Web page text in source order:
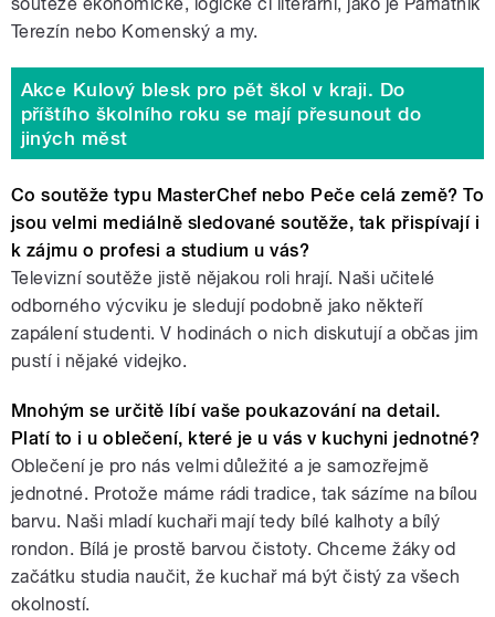
soutěže ekonomické, logické či literární, jako je Památník
Terezín nebo Komenský a my.
Akce Kulový blesk pro pět škol v kraji. Do
příštího školního roku se mají přesunout do
jiných měst
Co soutěže typu MasterChef nebo Peče celá země? To
jsou velmi mediálně sledované soutěže, tak přispívají i
k zájmu o profesi a studium u vás?
Televizní soutěže jistě nějakou roli hrají. Naši učitelé
odborného výcviku je sledují podobně jako někteří
zapálení studenti. V hodinách o nich diskutují a občas jim
pustí i nějaké videjko.
Mnohým se určitě líbí vaše poukazování na detail.
Platí to i u oblečení, které je u vás v kuchyni jednotné?
Oblečení je pro nás velmi důležité a je samozřejmě
jednotné. Protože máme rádi tradice, tak sázíme na bílou
barvu. Naši mladí kuchaři mají tedy bílé kalhoty a bílý
rondon. Bílá je prostě barvou čistoty. Chceme žáky od
začátku studia naučit, že kuchař má být čistý za všech
okolností.